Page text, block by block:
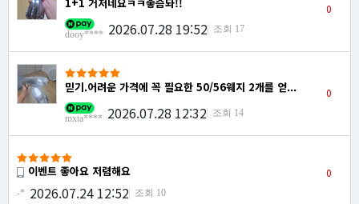
dooy**** 2026.07.28 19:52 조회 17
0
믿기.어려운 가격에 꼭 필요한 50/56웨지 2개를 얻...
mxta**** 2026.07.28 12:32 조회 14
0
이벤트 좋아요 저렴해요
-* 2026.07.24 12:52 조회 10
0